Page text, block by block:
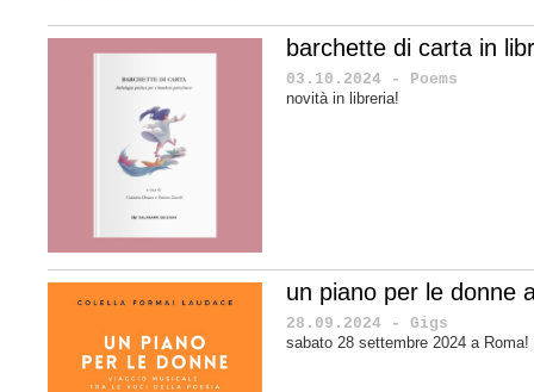
barchette di carta in
03.10.2024 - Poems
novità in libreria!
un piano per le donne
28.09.2024 - Gigs
sabato 28 settembre 2024 a Roma!